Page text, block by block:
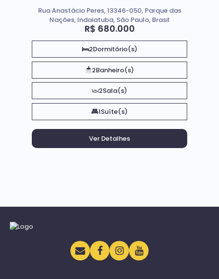
R$ 680.000
Rua Anastácio Peres, 13346-050, Parque das
Nações, Indaiatuba, São Paulo, Brasil
2Dormitório(s)
2Banheiro(s)
2Sala(s)
1Suíte(s)